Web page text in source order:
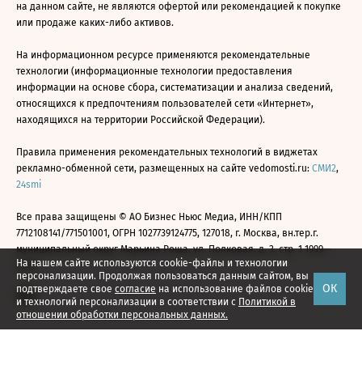
На нашем сайте используются cookie-файлы и технологии
персонализации. Продолжая пользоваться данным сайтом, вы
подтверждаете свое согласие на использование файлов cookie
и технологий персонализации в соответствии с Политикой в
отношении обработки персональных данных.
ОК
на данном сайте, не являются офертой или рекомендацией к покупке
или продаже каких-либо активов.
На информационном ресурсе применяются рекомендательные
технологии (информационные технологии предоставления
информации на основе сбора, систематизации и анализа сведений,
относящихся к предпочтениям пользователей сети «Интернет»,
находящихся на территории Российской Федерации).
Правила применения рекомендательных технологий в виджетах
рекламно-обменной сети, размещенных на сайте vedomosti.ru: СМИ2,
24smi
Все права защищены © АО Бизнес Ньюс Медиа, ИНН/КПП
7712108141/771501001, ОГРН 1027739124775, 127018, г. Москва, вн.тер.г.
муниципальный округ Марьина Роща, ул. Полковая, д. 3, стр. 1 1999—
2026